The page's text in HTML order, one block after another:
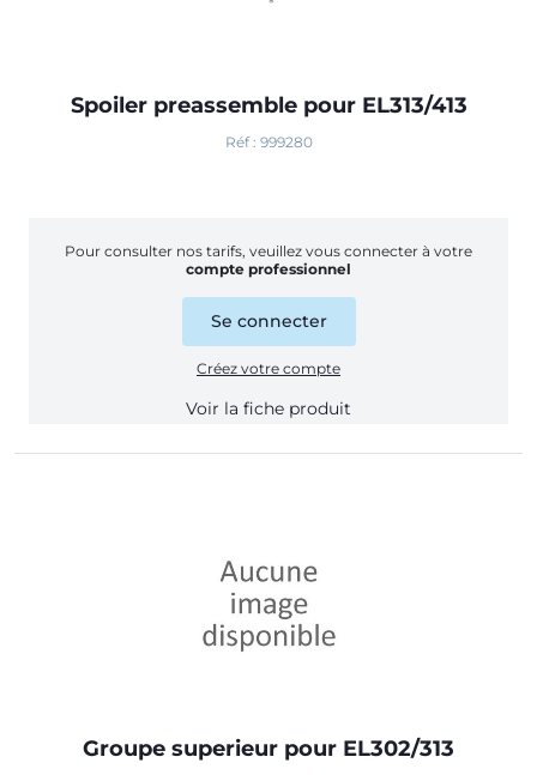
Spoiler preassemble pour EL313/413
Réf : 999280
Pour consulter nos tarifs, veuillez vous connecter à votre
compte professionnel
Se connecter
Créez votre compte
Voir la fiche produit
Groupe superieur pour EL302/313